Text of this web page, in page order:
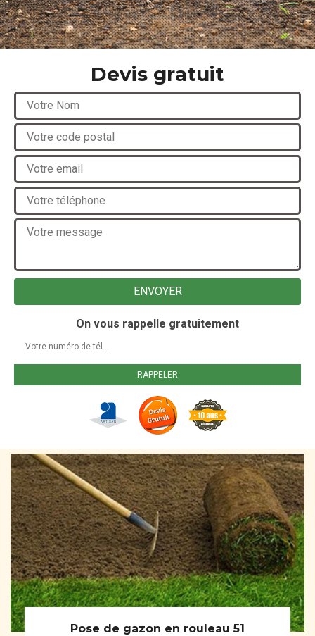
Devis gratuit
On vous rappelle gratuitement
Pose de gazon en rouleau 51